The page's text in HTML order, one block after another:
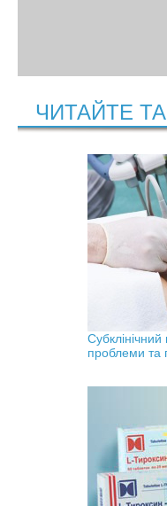
ЧИТАЙТЕ
Субклінічний
проблеми та